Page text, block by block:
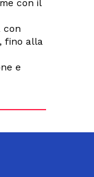
con il
con
fino alla
e